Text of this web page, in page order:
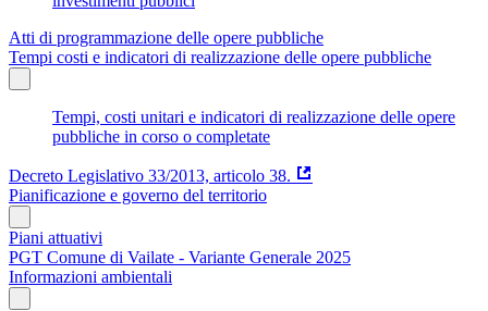
Atti di programmazione delle opere pubbliche
Tempi costi e indicatori di realizzazione delle opere pubbliche
Tempi, costi unitari e indicatori di realizzazione delle opere
pubbliche in corso o completate
Decreto Legislativo 33/2013, articolo 38.
Pianificazione e governo del territorio
Piani attuativi
PGT Comune di Vailate - Variante Generale 2025
Informazioni ambientali